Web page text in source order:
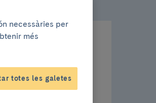
necessàries per
més
totes les galetes